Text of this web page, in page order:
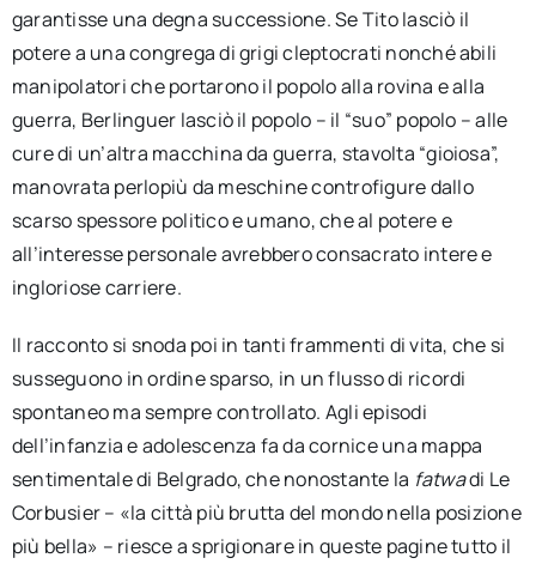
garantisse una degna successione. Se Tito lasciò il
potere a una congrega di grigi cleptocrati nonché abili
manipolatori che portarono il popolo alla rovina e alla
guerra, Berlinguer lasciò il popolo – il “suo” popolo – alle
cure di un’altra macchina da guerra, stavolta “gioiosa”,
manovrata perlopiù da meschine controfigure dallo
scarso spessore politico e umano, che al potere e
all’interesse personale avrebbero consacrato intere e
ingloriose carriere.
Il racconto si snoda poi in tanti frammenti di vita, che si
susseguono in ordine sparso, in un flusso di ricordi
spontaneo ma sempre controllato. Agli episodi
dell’infanzia e adolescenza fa da cornice una mappa
sentimentale di Belgrado, che nonostante la fatwadi Le
Corbusier – «la città più brutta del mondo nella posizione
più bella» – riesce a sprigionare in queste pagine tutto il